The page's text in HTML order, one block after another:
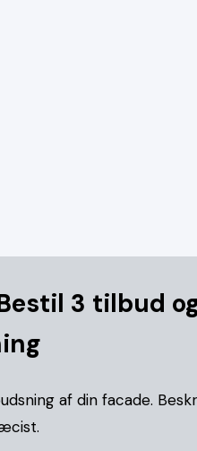
3 tilbud
af din facade.